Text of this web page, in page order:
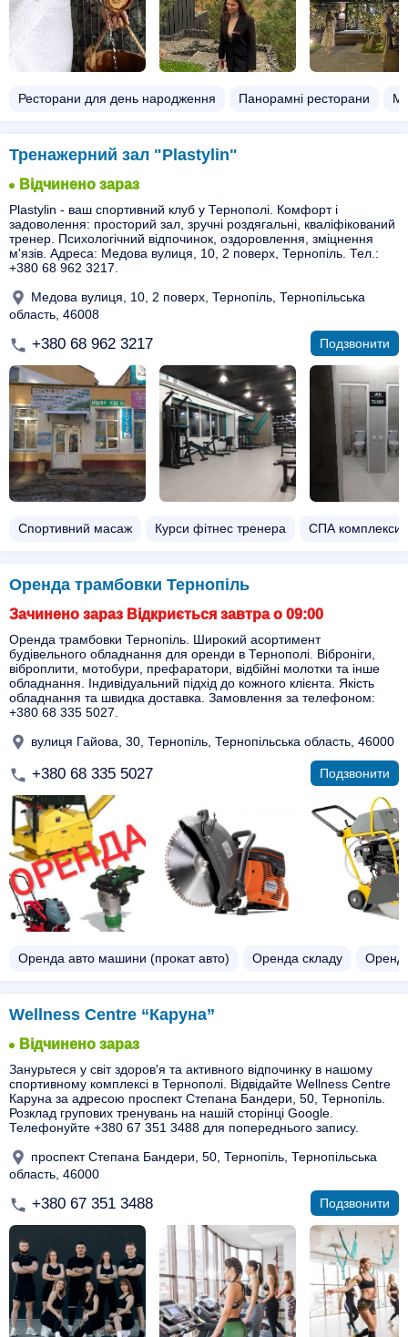
Ресторани для день народження Панорамні ресторани
Тренажерний зал "Plastylin"
Відчинено зараз
Plastylin - ваш спортивний клуб у Тернополі. Комфорт і
задоволення: просторий зал, зручні роздягальні, кваліфікований
тренер. Психологічний відпочинок, оздоровлення, зміцнення
м'язів. Адреса: Медова вулиця, 10, 2 поверх, Тернопіль. Тел.:
+380 68 962 3217.
Медова вулиця, 10, 2 поверх, Тернопіль, Тернопільська
область, 46008
+380 68 962 3217 Подзвонити
Спортивний масаж Курси фітнес тренера СПА комплекси
Оренда трамбовки Тернопіль
Зачинено зараз Відкриється завтра о 09:00
Оренда трамбовки Тернопіль. Широкий асортимент
будівельного обладнання для оренди в Тернополі. Віброніги,
віброплити, мотобури, префаратори, відбійні молотки та інше
обладнання. Індивідуальний підхід до кожного клієнта. Якість
обладнання та швидка доставка. Замовлення за телефоном:
+380 68 335 5027.
вулиця Гайова, 30, Тернопіль, Тернопільська область, 46000
+380 68 335 5027 Подзвонити
Оренда авто машини (прокат авто) Оренда складу
Wellness Centre “Каруна”
Відчинено зараз
Занурьтеся у світ здоров'я та активного відпочинку в нашому
спортивному комплексі в Тернополі. Відвідайте Wellness Centre
Каруна за адресою проспект Степана Бандери, 50, Тернопіль.
Розклад групових тренувань на нашій сторінці Google.
Телефонуйте +380 67 351 3488 для попереднього запису.
проспект Степана Бандери, 50, Тернопіль, Тернопільська
область, 46000
+380 67 351 3488 Подзвонити